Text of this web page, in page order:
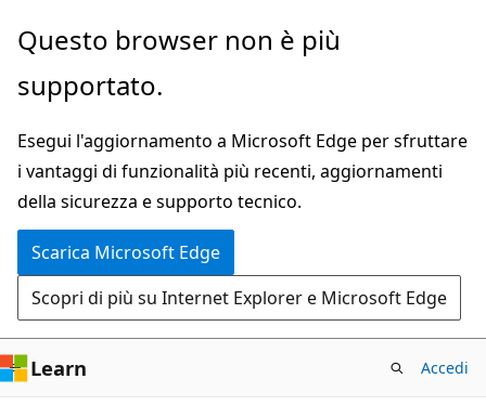
Ignora
passa
contenuto
principale
Questo browser non è più
supportato.
Esegui l'aggiornamento a Microsoft Edge per sfruttare
i vantaggi di funzionalità più recenti, aggiornamenti
della sicurezza e supporto tecnico.
Scarica Microsoft Edge
Scopri di più su Internet Explorer e Microsoft Edge
Learn Accedi